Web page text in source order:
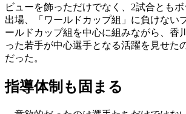
ビューを飾っただけでなく、2試合とも
出場、「ワールドカップ組」に負けない
ールドカップ組を中心に組みながら、香
った若手が中心選手となる活躍を見せた
だった。
指導体制も固まる